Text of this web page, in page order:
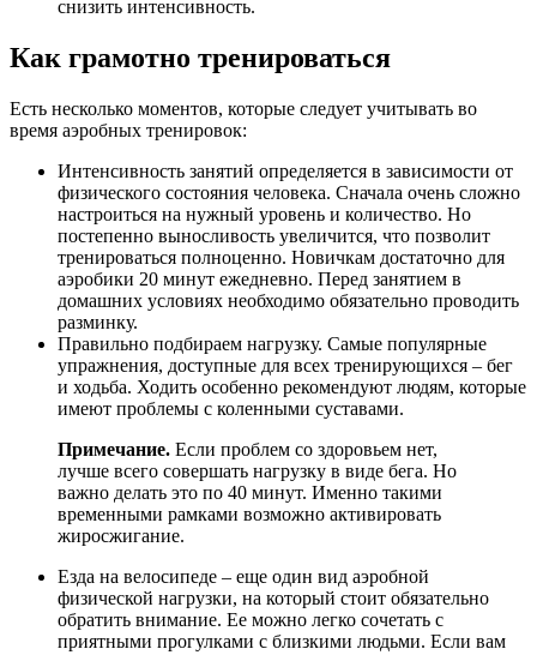
снизить интенсивность.
Как грамотно тренироваться
Есть несколько моментов, которые следует учитывать во
время аэробных тренировок:
Интенсивность занятий определяется в зависимости от
физического состояния человека. Сначала очень сложно
настроиться на нужный уровень и количество. Но
постепенно выносливость увеличится, что позволит
тренироваться полноценно. Новичкам достаточно для
аэробики 20 минут ежедневно. Перед занятием в
домашних условиях необходимо обязательно проводить
разминку.
Правильно подбираем нагрузку. Самые популярные
упражнения, доступные для всех тренирующихся – бег
и ходьба. Ходить особенно рекомендуют людям, которые
имеют проблемы с коленными суставами.
Примечание. Если проблем со здоровьем нет,
лучше всего совершать нагрузку в виде бега. Но
важно делать это по 40 минут. Именно такими
временными рамками возможно активировать
жиросжигание.
Езда на велосипеде – еще один вид аэробной
физической нагрузки, на который стоит обязательно
обратить внимание. Ее можно легко сочетать с
приятными прогулками с близкими людьми. Если вам